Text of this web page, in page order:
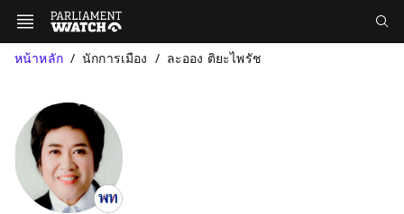
หน้าหลัก นักการเมือง ละออง ติยะไพรัช